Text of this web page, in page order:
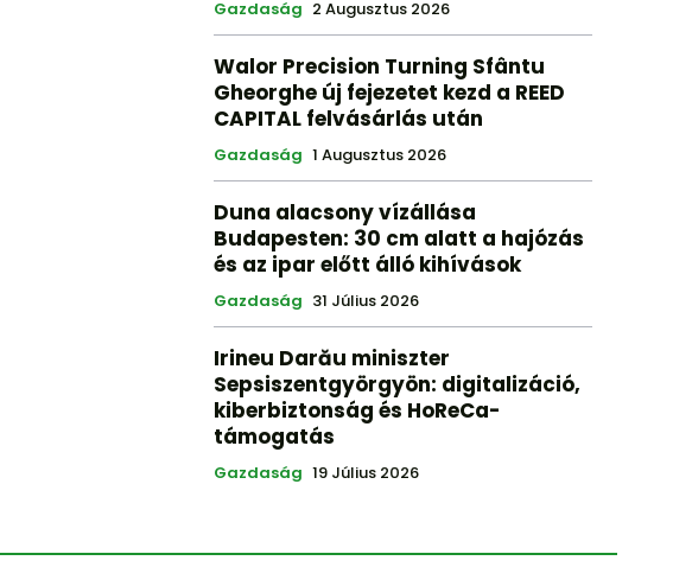
Gazdaság 2 Augusztus 2026
Walor Precision Turning Sfântu
Gheorghe új fejezetet kezd a REED
CAPITAL felvásárlás után
Gazdaság 1 Augusztus 2026
Duna alacsony vízállása
Budapesten: 30 cm alatt a hajózás
és az ipar előtt álló kihívások
Gazdaság 31 Július 2026
Irineu Darău miniszter
Sepsiszentgyörgyön: digitalizáció,
kiberbiztonság és HoReCa-
támogatás
Gazdaság 19 Július 2026